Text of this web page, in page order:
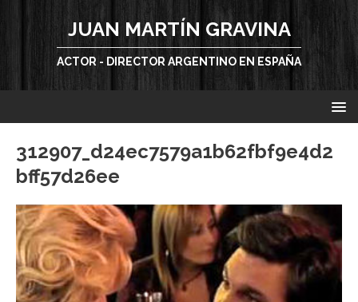
JUAN MARTÍN GRAVINA
ACTOR - DIRECTOR ARGENTINO EN ESPAÑA
312907_d24ec7579a1b62fbf9e4d2
bff57d26ee